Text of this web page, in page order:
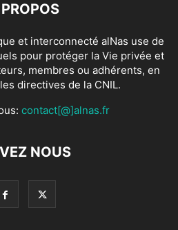
et interconnecté alNas use de
pour protéger la Vie privée et
membres ou adhérents, en
directives de la CNIL.
contact[@]alnas.fr
NOUS